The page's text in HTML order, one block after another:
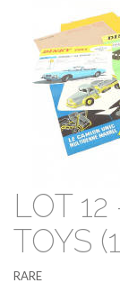
LOT
TOYS
RARE